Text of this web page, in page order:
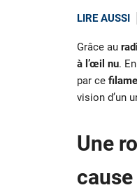
LIRE AUSSI
Grâce au
à l’œil nu.
par ce
vision d’un
Une